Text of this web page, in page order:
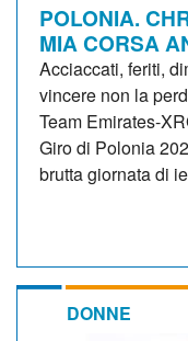
POLONIA.
MIA CORSA
Acciaccati, feriti,
vincere non la
Team Emirates-
Giro di Polonia
brutta giornata di
DONNE